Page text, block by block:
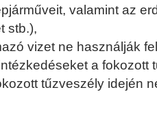
valamint az
stb.),
vizet ne használják
a fokozott
tűzveszély idején